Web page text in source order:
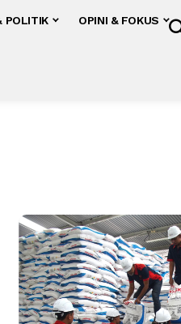
POLITIK OPINI & FOKUS